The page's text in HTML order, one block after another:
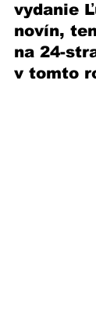
vydanie
novín,
na 24-
v tomto